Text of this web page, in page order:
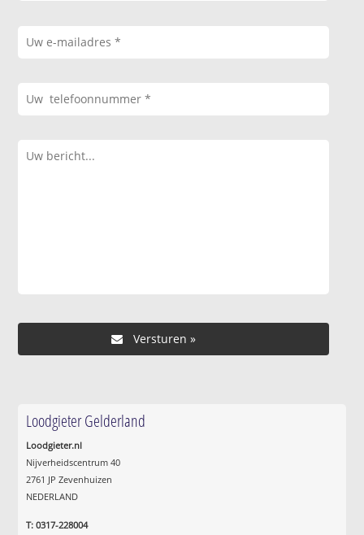
Loodgieter Gelderland
Loodgieter.nl
Nijverheidscentrum 40
2761 JP Zevenhuizen
NEDERLAND
T: 0317-228004